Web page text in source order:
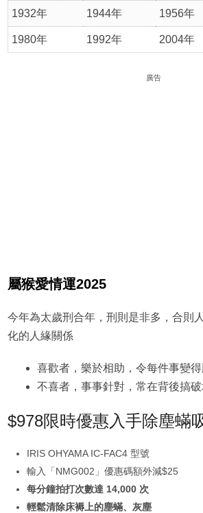
1932年 1944年 1956年
1980年 1992年 2004年
廣告
屬猴愛情運2025
今年為太歲刑合年，刑則是非多，合則
化的人緣關係
喜歡者，樂於相助，令每件事變得
不喜者，事事針對，常在背後搞破
$978限時優惠入手除塵蟎
IRIS OHYAMA IC-FAC4 型號
輸入「NMG002」優惠碼額外減$25
每分鐘拍打次數達 14,000 次
輕鬆清除床褥上的塵蟎、灰塵